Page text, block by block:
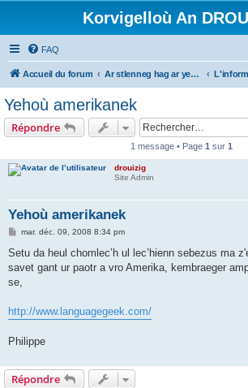
Korvigelloù An
FAQ
Accueil du forum Ar stlenneg hag ar yezhoù bihan er bed a-bezh
Yehoù amerikanek
Répondre
1 message • Page 1 sur 1
drouizig
Site Admin
Yehoù amerikanek
M
s
a
g
e
mar. déc. 09, 2008 8:34 pm
Setu da heul chomlec’h ul lec’hienn sebezus ma
savet gant ur paotr a vro Amerika, kembraeger
se,
http://www.languagegeek.com/
Philippe
Répondre